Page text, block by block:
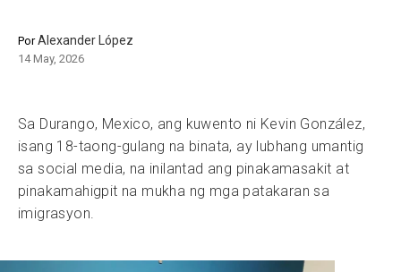
PorAlexander López
14 May, 2026
Sa Durango, Mexico, ang kuwento ni Kevin González,
isang 18-taong-gulang na binata, ay lubhang umantig
sa social media, na inilantad ang pinakamasakit at
pinakamahigpit na mukha ng mga patakaran sa
imigrasyon.